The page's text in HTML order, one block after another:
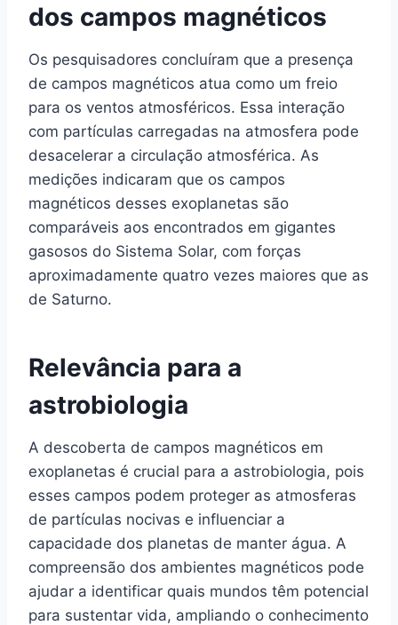
dos campos magnéticos
Os pesquisadores concluíram que a presença
de campos magnéticos atua como um freio
para os ventos atmosféricos. Essa interação
com partículas carregadas na atmosfera pode
desacelerar a circulação atmosférica. As
medições indicaram que os campos
magnéticos desses exoplanetas são
comparáveis aos encontrados em gigantes
gasosos do Sistema Solar, com forças
aproximadamente quatro vezes maiores que as
de Saturno.
Relevância para a
astrobiologia
A descoberta de campos magnéticos em
exoplanetas é crucial para a astrobiologia, pois
esses campos podem proteger as atmosferas
de partículas nocivas e influenciar a
capacidade dos planetas de manter água. A
compreensão dos ambientes magnéticos pode
ajudar a identificar quais mundos têm potencial
para sustentar vida, ampliando o conhecimento